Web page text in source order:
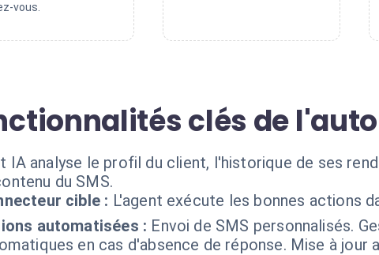
vous.
clés de
IA analyse le profil du client, l'historique de ses
du SMS.
cible : L'agent exécute les bonnes actions
automatisées : Envoi de SMS personnalisés.
en cas d'absence de réponse. Mise à jour